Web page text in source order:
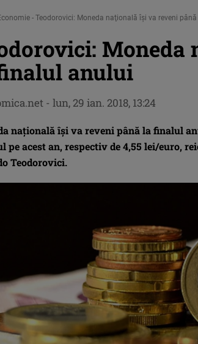
- Teodorovici: Moneda naţională îşi va reveni
Moneda
anului
naţională îşi va reveni până la finalul
pe acest an, respectiv de 4,55 lei/euro,
Teodorovici.
- lun, 29 ian. 2018, 13:24